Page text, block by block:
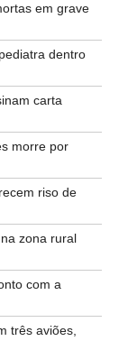
em grave
dentro
carta
morre por
riso de
zona rural
com a
três aviões,